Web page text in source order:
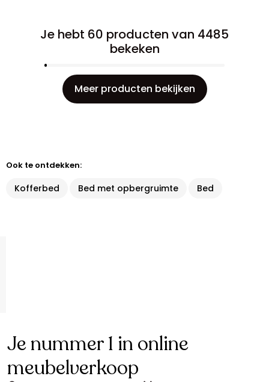
Je hebt 60 producten van 4485
bekeken
Meer producten bekijken
Ook te ontdekken:
Kofferbed Bed met opbergruimte Bed
Je nummer 1 in online
meubelverkoop